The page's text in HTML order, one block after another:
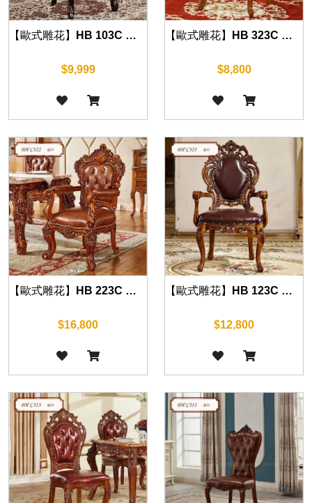
【歐式雕花】HB 103C 餐椅(沉穩黑)
$9,999
【歐式雕花】HB 323C 餐椅(復古棕)
$8,800
【歐式雕花】HB 223C 餐椅(復古棕)
$16,800
【歐式雕花】HB 123C 餐椅(復古棕)
$12,800